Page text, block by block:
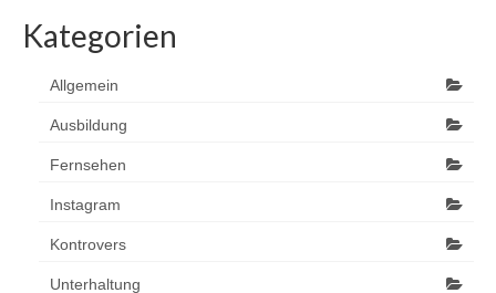
Kategorien
Allgemein
Ausbildung
Fernsehen
Instagram
Kontrovers
Unterhaltung